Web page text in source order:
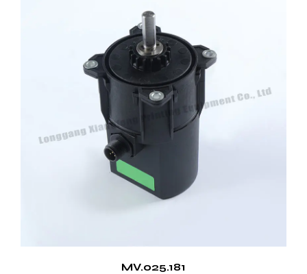
MV.025.181